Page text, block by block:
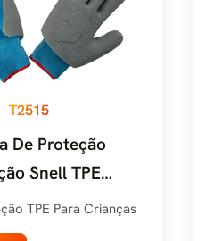
T2515
De Proteção
Snell TPE
TPE Para Crianças